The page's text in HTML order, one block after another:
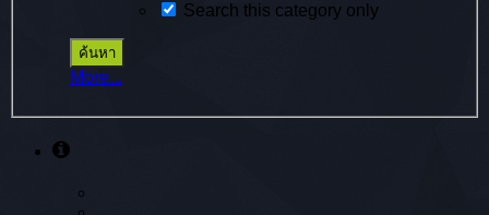
Search this category only
More...